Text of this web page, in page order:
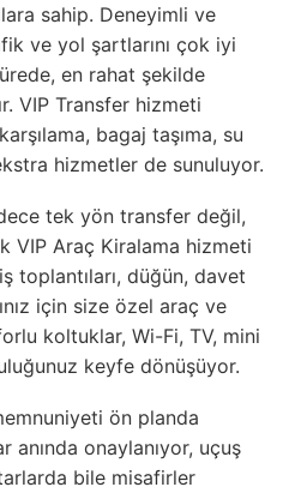
sahip. Deneyimli ve
ve yol şartlarını çok iyi
en rahat şekilde
VIP Transfer hizmeti
bagaj taşıma, su
hizmetler de sunuluyor.
tek yön transfer değil,
VIP Araç Kiralama hizmeti
toplantıları, düğün, davet
için size özel araç ve
koltuklar, Wi-Fi, TV, mini
keyfe dönüşüyor.
ön planda
anında onaylanıyor, uçuş
bile misafirler